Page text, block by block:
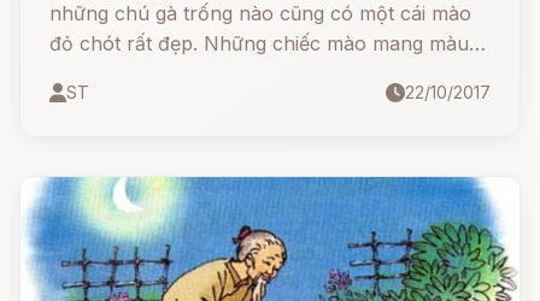
những chú gà trống nào cũng có một cái mào
đỏ chót rất đẹp. Những chiếc mào mang màu
sáng gà Mơ rất thích soi mình trong những
ST 22/10/2017